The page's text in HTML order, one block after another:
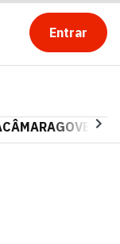
Entrar
CÂMARAGOVERNO